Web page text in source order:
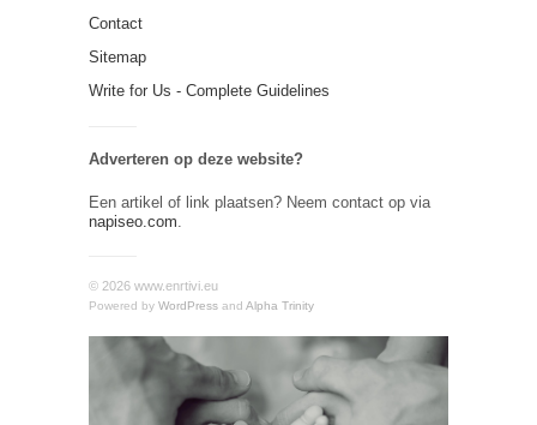
Contact
Sitemap
Write for Us - Complete Guidelines
Adverteren op deze website?
Een artikel of link plaatsen? Neem contact op via
napiseo.com.
© 2026 www.enrtivi.eu
Powered by WordPress and Alpha Trinity